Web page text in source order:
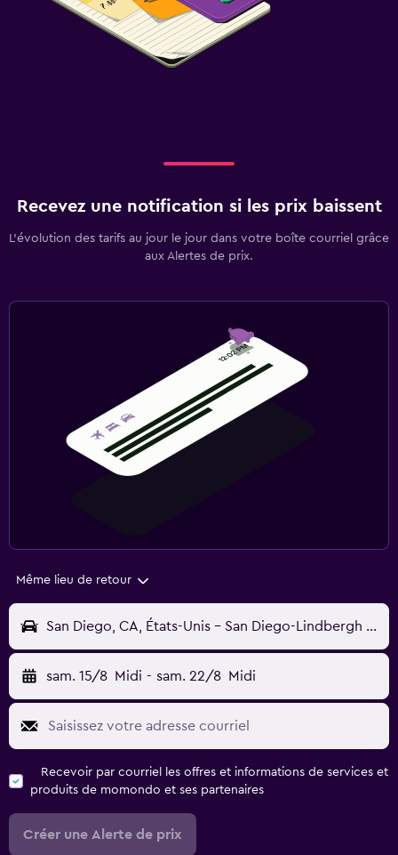
Recevez une notification si les prix baissent
L’évolution des tarifs au jour le jour dans votre boîte courriel grâce
aux Alertes de prix.
Même lieu de retour
San Diego, CA, États-Unis - San Diego-Lindbergh (SAN)
sam. 15/8 Midi - sam. 22/8 Midi
Recevoir par courriel les offres et informations de services et
produits de momondo et ses partenaires
Créer une Alerte de prix